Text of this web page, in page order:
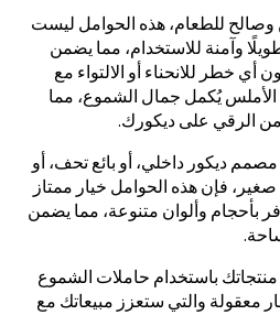
للطعام، هذه الحوامل ليست
وآمنة للاستخدام، مما يضمن
أي خطر للانحناء أو الالتواء مع
يُكمل جمال الشموع، مما
من الرقي على ديكورك.
ديكور داخلي، أو بائع تحف، أو
فإن هذه الحوامل خيار ممتاز
بأحجام وألوان متنوعة، مما يضمن
باستخدام حاملات الشموع
معقولة والتي ستعزز مبيعاتك مع